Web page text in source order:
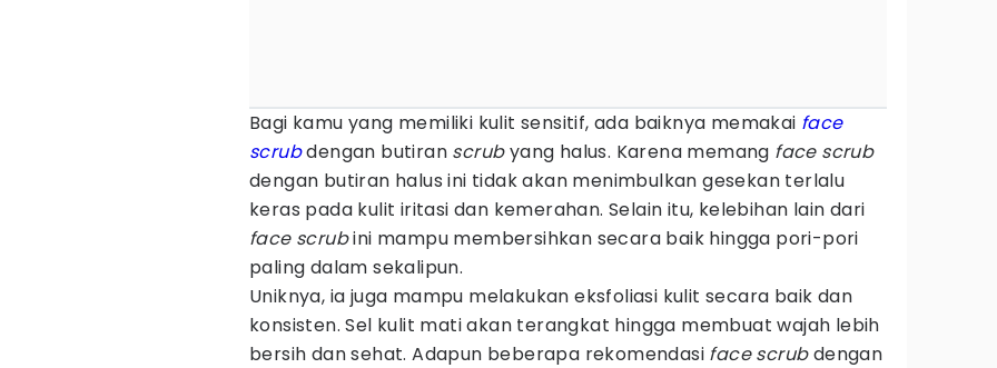
Bagi kamu yang memiliki kulit sensitif, ada baiknya memakai face
scrubdengan butiran scrubyang halus. Karena memang face scrub
dengan butiran halus ini tidak akan menimbulkan gesekan terlalu
keras pada kulit iritasi dan kemerahan. Selain itu, kelebihan lain dari
face scrubini mampu membersihkan secara baik hingga pori-pori
paling dalam sekalipun.
Uniknya, ia juga mampu melakukan eksfoliasi kulit secara baik dan
konsisten. Sel kulit mati akan terangkat hingga membuat wajah lebih
bersih dan sehat. Adapun beberapa rekomendasi face scrubdengan